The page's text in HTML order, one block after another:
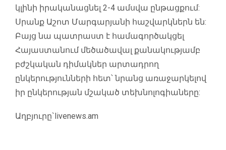
կլինի իրականացնել 2-4 ամսվա ընթացքում:
Սրանք Աշոտ Մարգարյանի հաշվարկներն են:
Բայց նա պատրաստ է համագործակցել
Հայաստանում մեծածավալ քանակությամբ
բժշկական դիմակներ արտադրող
ընկերությունների հետ՝ նրանց առաջարկելով
իր ընկերության մշակած տեխնոլոգիաները:
Աղբյուրը`livenews.am